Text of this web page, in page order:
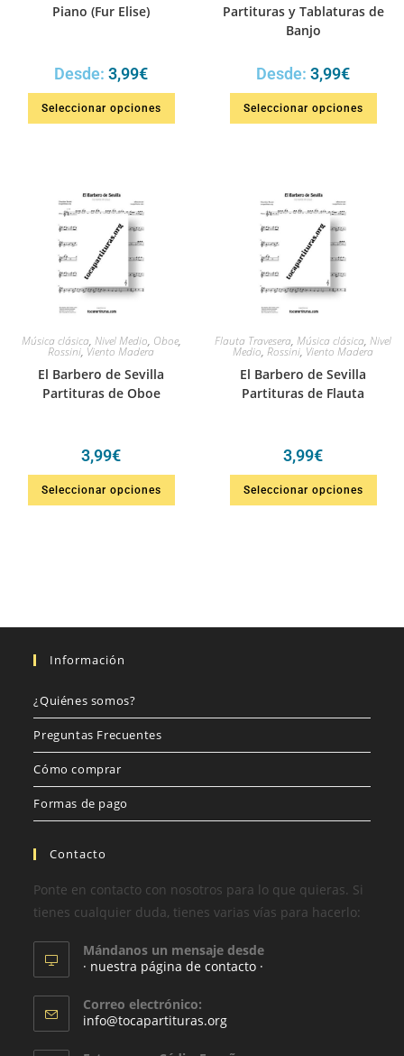
Piano (Fur Elise)
Desde: 3,99€
Seleccionar opciones
Partituras y Tablaturas de
Banjo
Desde: 3,99€
Seleccionar opciones
Música clásica, Nivel Medio, Oboe,
Rossini, Viento Madera
El Barbero de Sevilla
Partituras de Oboe
3,99€
Seleccionar opciones
Flauta Travesera, Música clásica, Nivel
Medio, Rossini, Viento Madera
El Barbero de Sevilla
Partituras de Flauta
3,99€
Seleccionar opciones
Información
¿Quiénes somos?
Preguntas Frecuentes
Cómo comprar
Formas de pago
Contacto
Ponte en contacto con nosotros para lo que quieras. Si
tienes cualquier duda, tienes varias vías para hacerlo:
Mándanos un mensaje desde
· nuestra página de contacto ·
Correo electrónico:
info@tocapartituras.org